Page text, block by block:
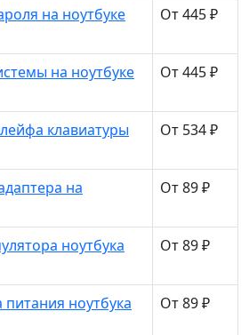
на ноутбуке
От 445 ₽
на ноутбуке
От 445 ₽
клавиатуры
От 534 ₽
на
От 89 ₽
ноутбука
От 89 ₽
ноутбука
От 89 ₽